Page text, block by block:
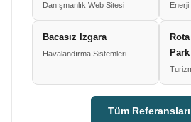
Danışmanlık Web Sitesi Enerji
Bacasız Izgara
Havalandırma Sistemleri
Park
Tüm